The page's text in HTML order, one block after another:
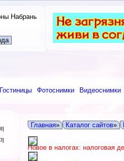
Набрань
Гостиницы Фотоснимки Видеоснимки
Главная» Каталог сайтов»
Новое в налогах: налоговая